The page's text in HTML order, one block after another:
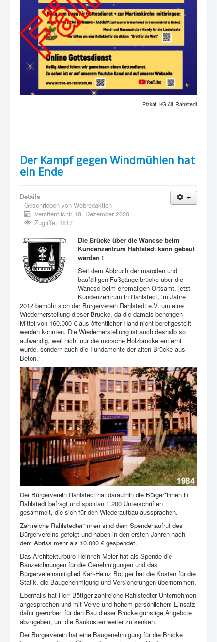
Plakat: KG Alt-Rahlstedt
Der Kampf gegen Windmühlen hat
ein Ende
Details
Geschrieben von Webredaktion
Veröffentlicht: 18. Dezember 2020
Zugriffe: 1817
Die Brücke über die Wandse beim
Kundenzentrum Rahlstedt kann gebaut
werden !
Seit dem Abbruch der maroden und
baufälligen Fußgängerbrücke über die
Wandse beim ehemaligen Ortsamt, jetzt
Kundenzentrum in Rahlstedt, im Jahre
2012 bemüht sich der Bürgerverein Rahlstedt e.V. um eine
Wiederherstellung dieser Brücke, da die damals benötigen
Mittel von 160.000 € aus öffentlicher Hand nicht bereitgestellt
werden konnten. Die Wiederherstellung ist auch deshalb so
aufwendig, weil nicht nur die morsche Holzbrücke entfernt
wurde, sondern auch die Fundamente der alten Brücke aus
Beton.
Der Bürgerverein Rahlstedt hat daraufhin die Bürger*innen in
Rahlstedt befragt und spontan 1.200 Unterschriften
gesammelt, die sich für den Wiederaufbau aussprachen.
Zahlreiche Rahlstedter*innen sind dem Spendenaufruf des
Bürgervereins gefolgt und haben in den ersten Jahren nach
dem Abriss mehr als 10.000 € gespendet.
Das Architekturbüro Heinrich Meier hat als Spende die
Bauzeichnungen für die Genehmigungen und das
Bürgervereinsmitglied Karl-Heinz Böttger hat die Kosten für die
Statik, die Baugenehmigung und Versicherungen übernommen.
Ebenfalls hat Herr Böttger zahlreiche Rahlstedter Unternehmen
angesprochen und mit Verve und hohem persönlichem Einsatz
dafür geworben für den Bau dieser Brücke günstige Angebote
abzugeben, um die Baukosten weiter zu senken.
Der Bürgerverein hat eine Baugenehmigung für die Brücke